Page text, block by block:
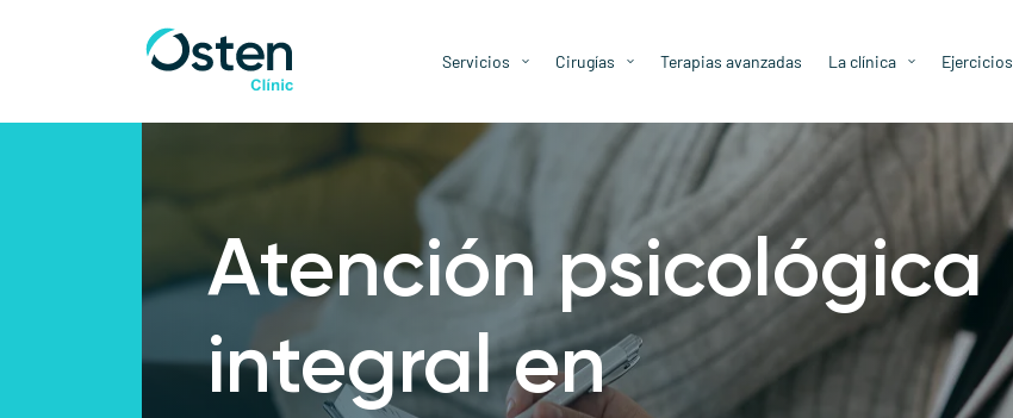
Servicios Cirugías Terapias avanzadas La clínica Ejercicios
Atención psicológica
integral en